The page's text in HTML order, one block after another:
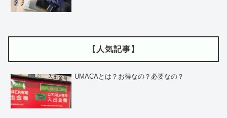
【人気記事】
UMACAとは？お得なの？必要なの？